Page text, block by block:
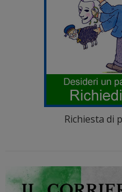
Richiesta di